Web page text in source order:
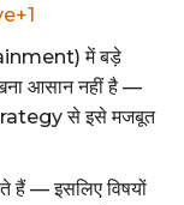
में बड़े
आसान नहीं है —
से इसे मजबूत
हैं — इसलिए विषयों